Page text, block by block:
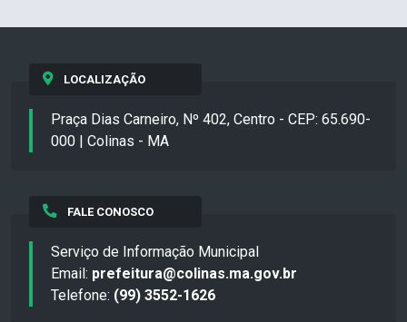
LOCALIZAÇÃO
Praça Dias Carneiro, Nº 402, Centro - CEP: 65.690-
000 | Colinas - MA
FALE CONOSCO
Serviço de Informação Municipal
Email: prefeitura@colinas.ma.gov.br
Telefone: (99) 3552-1626